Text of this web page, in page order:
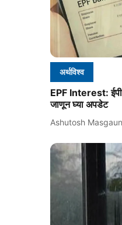
अर्थविश्व
EPF Interest:
जाणून घ्या अपडेट
Ashutosh